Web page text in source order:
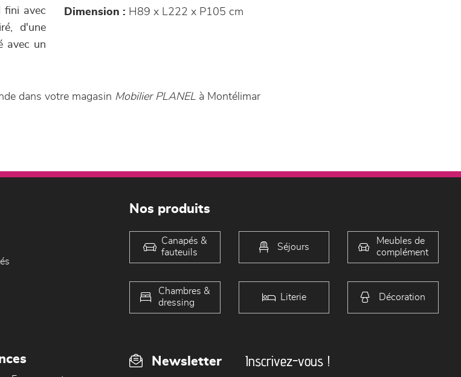
fini avec
d'une
avec un
Dimension : H89 x L222 x P105 cm
dans votre magasin Mobilier PLANEL à Montélimar
Nos produits
Canapés &
fauteuils
Séjours
Meubles de
complément
Chambres &
dressing
Literie Décoration
Newsletter Inscrivez-vous !